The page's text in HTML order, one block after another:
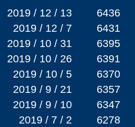
2019 / 12 / 13 6436
2019 / 12 / 7 6431
2019 / 10 / 31 6395
2019 / 10 / 26 6391
2019 / 10 / 5 6370
2019 / 9 / 21 6357
2019 / 9 / 10 6347
2019 / 7 / 2 6278